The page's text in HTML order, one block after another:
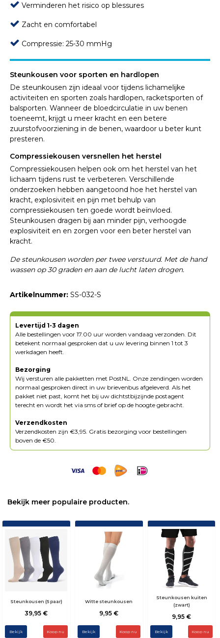
Verminderen het risico op blessures
Zacht en comfortabel
Compressie: 25-30 mmHg
Steunkousen voor sporten en hardlopen
De steunkousen zijn ideaal voor tijdens lichamelijke
activiteiten en sporten zoals hardlopen, racketsporten of
balsporten. Wanneer de bloedcirculatie in uw benen
toeneemt, krijgt u meer kracht en een betere
zuurstofvoorziening in de benen, waardoor u beter kunt
presteren.
Compressiekousen versnellen het herstel
Compressiekousen helpen ook om het herstel van het
lichaam tijdens rust te verbeteren. Verschillende
onderzoeken hebben aangetoond hoe het herstel van
kracht, explosiviteit en pijn met behulp van
compressiekousen ten goede wordt beïnvloed.
Steunkousen dragen bij aan minder pijn, verhoogde
explosiviteit en en zorgen voor een beter herstel van
kracht.
De steunkousen worden per twee verstuurd. Met de hand
wassen op 30 graden en aan de lucht laten drogen.
Artikelnummer: SS-032-S
Levertijd 1-3 dagen
Alle bestellingen voor 17.00 uur worden vandaag verzonden. Dit
betekent normaal gesproken dat u uw levering binnen 1 tot 3
werkdagen heeft.
Bezorging
Wij versturen alle pakketten met PostNL. Onze zendingen worden
normaal gesproken direct in uw brievenbus afgeleverd. Als het
pakket niet past, komt het bij uw dichtstbijzijnde postagent
terecht en wordt het via sms of brief op de hoogte gebracht.
Verzendkosten
Verzendkosten zijn €3,95. Gratis bezorging voor bestellingen
boven de €50.
Bekijk meer populaire producten.
Steunkousen (5 paar)
39,95 €
Bekijk Koop nu
Witte steunkousen
9,95 €
Bekijk Koop nu
Steunkousen kuiten
(zwart)
9,95 €
Bekijk